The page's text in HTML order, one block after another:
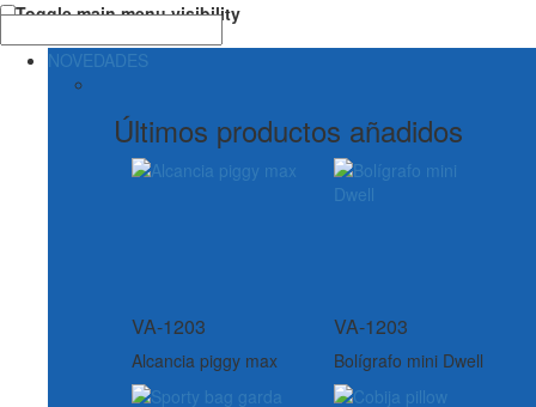
Toggle main menu visibility
NOVEDADES
Últimos productos añadidos
VA-1203
Alcancia piggy max
VA-1203
Bolígrafo mini Dwell